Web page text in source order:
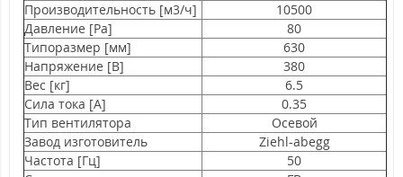
Производительность [м3/ч]
10500
Давление [Pa]
80
Типоразмер [мм]
630
Напряжение [В]
380
Вес [кг]
6.5
Сила тока [A]
0.35
Тип вентилятора
Осевой
Завод изготовитель
Ziehl-abegg
Частота [Гц]
50